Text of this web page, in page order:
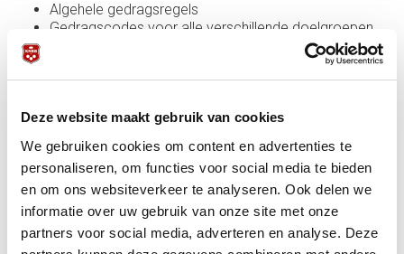
Deze website maakt gebruik van cookies
We gebruiken cookies om content en advertenties te
personaliseren, om functies voor social media te bieden
en om ons websiteverkeer te analyseren. Ook delen we
informatie over uw gebruik van onze site met onze
partners voor social media, adverteren en analyse. Deze
Algehele gedragsregels
Gedragscodes voor alle verschillende doelgroepen
binnen de KNBB: sporters, coaches, arbiters,
functionarissen, medewerkers en KNBB bestuursleden
De routes die je kan volgen als het niet goed gaat
nieuwe definitie en uitleg van grensoverschrijdend
De verschillende soorten meldplicht uitgelegd
Overzicht gedragscodes voor de verschillende
doelgroepen: